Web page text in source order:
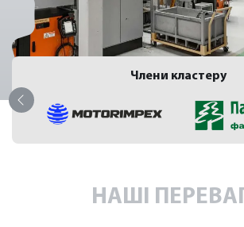
Члени кластеру
НАШІ